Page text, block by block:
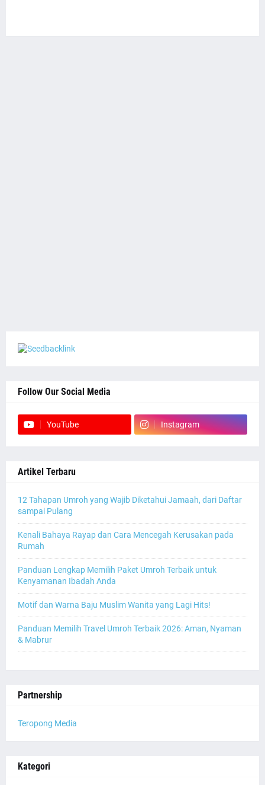
Follow Our Social Media
YouTube Instagram
Artikel Terbaru
12 Tahapan Umroh yang Wajib Diketahui Jamaah, dari Daftar
sampai Pulang
Kenali Bahaya Rayap dan Cara Mencegah Kerusakan pada
Rumah
Panduan Lengkap Memilih Paket Umroh Terbaik untuk
Kenyamanan Ibadah Anda
Motif dan Warna Baju Muslim Wanita yang Lagi Hits!
Panduan Memilih Travel Umroh Terbaik 2026: Aman, Nyaman
& Mabrur
Partnership
Teropong Media
Kategori